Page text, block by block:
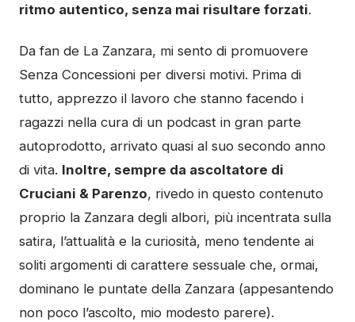
ritmo autentico, senza mai risultare forzati.
Da fan de La Zanzara, mi sento di promuovere
Senza Concessioni per diversi motivi. Prima di
tutto, apprezzo il lavoro che stanno facendo i
ragazzi nella cura di un podcast in gran parte
autoprodotto, arrivato quasi al suo secondo anno
di vita. Inoltre, sempre da ascoltatore di
Cruciani & Parenzo, rivedo in questo contenuto
proprio la Zanzara degli albori, più incentrata sulla
satira, l’attualità e la curiosità, meno tendente ai
soliti argomenti di carattere sessuale che, ormai,
dominano le puntate della Zanzara (appesantendo
non poco l’ascolto, mio modesto parere).